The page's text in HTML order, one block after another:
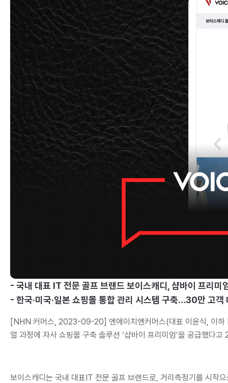
- 국내 대표 IT 전문 골프 브랜드 보이스캐디, 샵바이 프리미
- 한국·미국·일본 쇼핑몰 통합 관리 시스템 구축…30만 고객
[NHN 커머스, 2023-09-20] 엔에이치엔커머스(대표 이윤식, 이하
얼 과정에 자사 쇼핑몰 구축 솔루션 ‘샵바이 프리미엄’을 공급했다고
보이스캐디는 국내 대표IT 전문 골프 브랜드로, 거리측정기를 시작